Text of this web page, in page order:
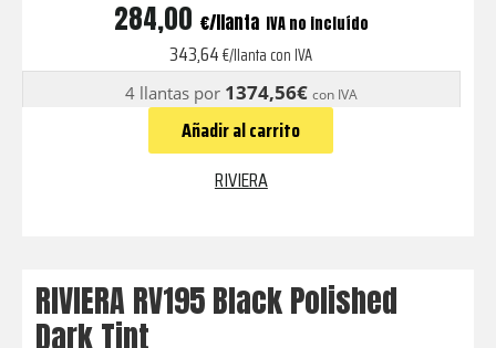
Polished
Dark
284,00 € IVA no incluído
343,64€/llanta con IVA
4 llantas por 1374,56€ con IVA
Añadir al carrito
RIVIERA
RIVIERA RV195 Black Polished
Dark Tint